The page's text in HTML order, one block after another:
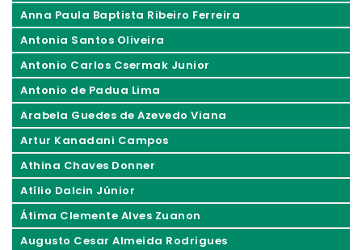
Anna Paula Baptista Ribeiro Ferreira
Antonia Santos Oliveira
Antonio Carlos Csermak Junior
Antonio de Padua Lima
Arabela Guedes de Azevedo Viana
Artur Kanadani Campos
Athina Chaves Donner
Atílio Dalcin Júnior
Átima Clemente Alves Zuanon
Augusto Cesar Almeida Rodrigues